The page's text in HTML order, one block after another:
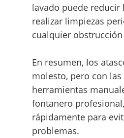
lavado puede reducir
realizar limpiezas
cualquier
En resumen, los
molesto, pero con
herramientas
fontanero
rápidamente para
problemas.